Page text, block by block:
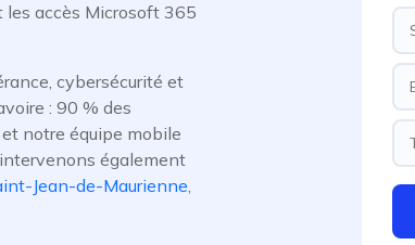
les accès Microsoft 365
cybersécurité et
: 90 % des
notre équipe mobile
également
Jean-de-Maurienne,